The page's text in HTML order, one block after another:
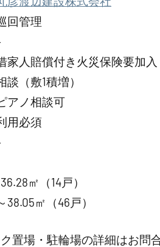
管理
償付き火災保険要加入
敷1積増）
相談可
必須
㎡（14戸）
㎡（46戸）
置場・駐輪場の詳細はお問